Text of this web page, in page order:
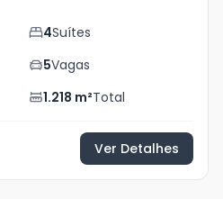
4Suítes
5Vagas
1.218 m²Total
Ver Detalhes